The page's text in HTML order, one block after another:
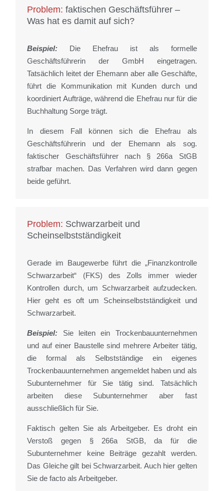
Problem: faktischen Geschäftsführer –
Was hat es damit auf sich?
Beispiel: Die Ehefrau ist als formelle
Geschäftsführerin der GmbH eingetragen.
Tatsächlich leitet der Ehemann aber alle Geschäfte,
führt die Kommunikation mit Kunden durch und
koordiniert Aufträge, während die Ehefrau nur für die
Buchhaltung Sorge trägt.
In diesem Fall können sich die Ehefrau als
Geschäftsführerin und der Ehemann als sog.
faktischer Geschäftsführer nach § 266a StGB
strafbar machen. Das Verfahren wird dann gegen
beide geführt.
Problem: Schwarzarbeit und
Scheinselbstständigkeit
Gerade im Baugewerbe führt die „Finanzkontrolle
Schwarzarbeit“ (FKS) des Zolls immer wieder
Kontrollen durch, um Schwarzarbeit aufzudecken.
Hier geht es oft um Scheinselbstständigkeit und
Schwarzarbeit.
Beispiel: Sie leiten ein Trockenbauunternehmen
und auf einer Baustelle sind mehrere Arbeiter tätig,
die formal als Selbstständige ein eigenes
Trockenbauunternehmen angemeldet haben und als
Subunternehmer für Sie tätig sind. Tatsächlich
arbeiten diese Subunternehmer aber fast
ausschließlich für Sie.
Faktisch gelten Sie als Arbeitgeber. Es droht ein
Verstoß gegen § 266a StGB, da für die
Subunternehmer keine Beiträge gezahlt werden.
Das Gleiche gilt bei Schwarzarbeit. Auch hier gelten
Sie de facto als Arbeitgeber.